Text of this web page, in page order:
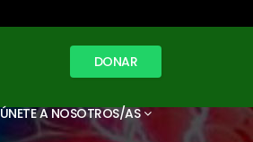
DONAR
ÚNETE A NOSOTROS/AS